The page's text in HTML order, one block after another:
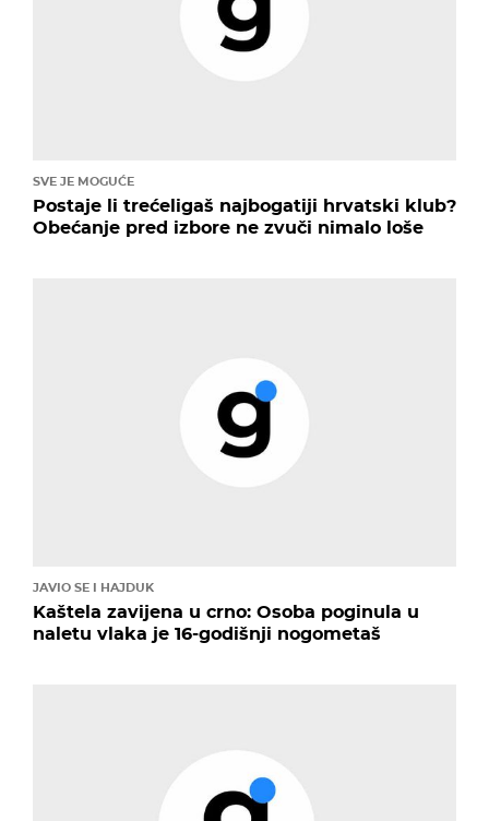
SVE JE MOGUĆE
Postaje li trećeligaš najbogatiji hrvatski klub?
Obećanje pred izbore ne zvuči nimalo loše
JAVIO SE I HAJDUK
Kaštela zavijena u crno: Osoba poginula u
naletu vlaka je 16-godišnji nogometaš